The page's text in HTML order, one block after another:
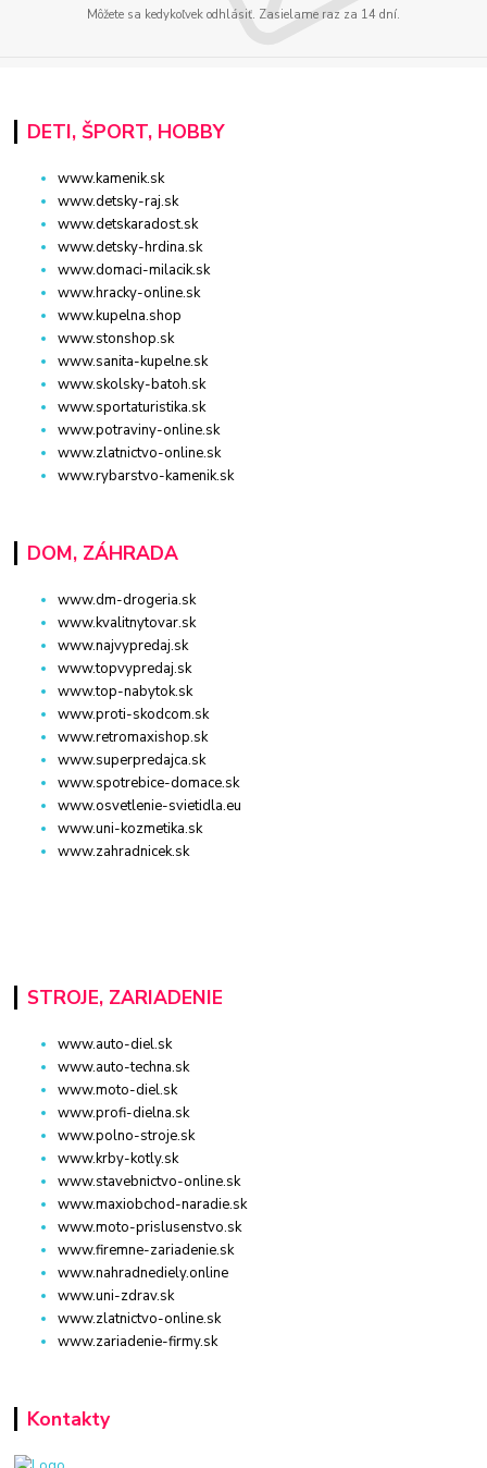
Môžete sa kedykoľvek odhlásiť. Zasielame raz za 14 dní.
DETI, ŠPORT, HOBBY
www.kamenik.sk
www.detsky-raj.sk
www.detskaradost.sk
www.detsky-hrdina.sk
www.domaci-milacik.sk
www.hracky-online.sk
www.kupelna.shop
www.stonshop.sk
www.sanita-kupelne.sk
www.skolsky-batoh.sk
www.sportaturistika.sk
www.potraviny-online.sk
www.zlatnictvo-online.sk
www.rybarstvo-kamenik.sk
DOM, ZÁHRADA
www.dm-drogeria.sk
www.kvalitnytovar.sk
www.najvypredaj.sk
www.topvypredaj.sk
www.top-nabytok.sk
www.proti-skodcom.sk
www.retromaxishop.sk
www.superpredajca.sk
www.spotrebice-domace.sk
www.osvetlenie-svietidla.eu
www.uni-kozmetika.sk
www.zahradnicek.sk
STROJE, ZARIADENIE
www.auto-diel.sk
www.auto-techna.sk
www.moto-diel.sk
www.profi-dielna.sk
www.polno-stroje.sk
www.krby-kotly.sk
www.stavebnictvo-online.sk
www.maxiobchod-naradie.sk
www.moto-prislusenstvo.sk
www.firemne-zariadenie.sk
www.nahradnediely.online
www.uni-zdrav.sk
www.zlatnictvo-online.sk
www.zariadenie-firmy.sk
Kontakty